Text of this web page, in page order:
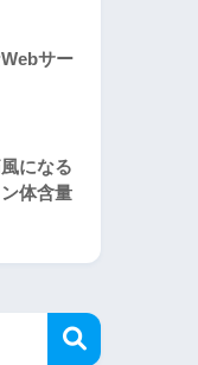
サー
になる
体含量